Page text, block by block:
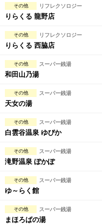
21時以降も受付
初回割引あり
団体割引
キャッシュレス決済OK
2名様歓迎
完全個室
ペアルームあり
フットバスあり
日本人スタッフのみ
スタッフ指名可
その他 リフレクソロジー
りらくる 龍野店
その他 リフレクソロジー
りらくる 西脇店
その他 スーパー銭湯
和田山乃湯
その他 スーパー銭湯
天女の湯
その他 スーパー銭湯
白雲谷温泉 ゆぴか
その他 スーパー銭湯
滝野温泉 ぽかぽ
その他 スーパー銭湯
ゆ～らく館
その他 スーパー銭湯
まほろばの湯